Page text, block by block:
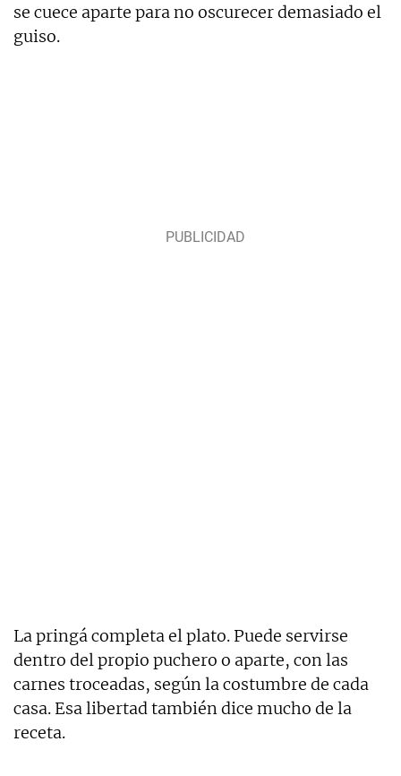
se cuece aparte para no oscurecer demasiado el
guiso.
La pringá completa el plato. Puede servirse
dentro del propio puchero o aparte, con las
carnes troceadas, según la costumbre de cada
casa. Esa libertad también dice mucho de la
receta.